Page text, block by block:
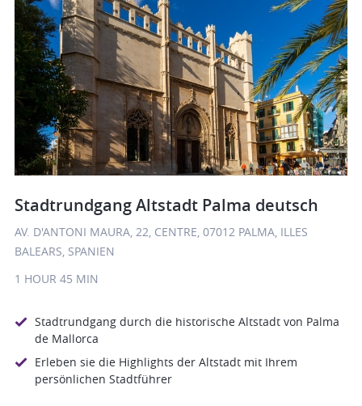
Stadtrundgang Altstadt Palma deutsch
AV. D'ANTONI MAURA, 22, CENTRE, 07012 PALMA, ILLES
BALEARS, SPANIEN
1 HOUR 45 MIN
Stadtrundgang durch die historische Altstadt von Palma
de Mallorca
Erleben sie die Highlights der Altstadt mit Ihrem
persönlichen Stadtführer